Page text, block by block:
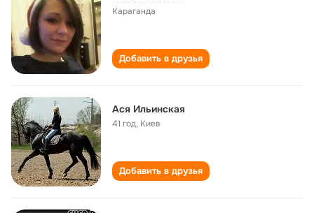
Караганда
Добавить в друзья
Ася Ильинская
41 год, Киев
Добавить в друзья